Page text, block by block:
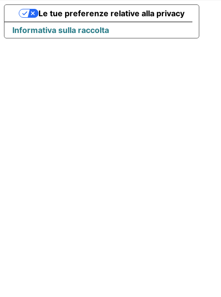
Informativa sulla raccolta
Le tue preferenze relative alla privacy